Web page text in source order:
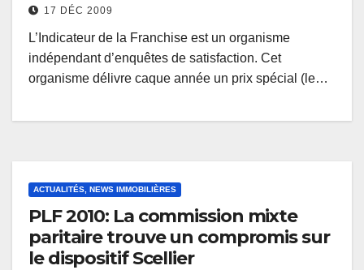
17 DÉC 2009
L’Indicateur de la Franchise est un organisme
indépendant d’enquêtes de satisfaction. Cet
organisme délivre caque année un prix spécial (le…
ACTUALITÉS, NEWS IMMOBILIÈRES
PLF 2010: La commission mixte
paritaire trouve un compromis sur
le dispositif Scellier